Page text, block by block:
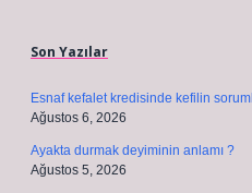
Son Yazılar
Esnaf kefalet kredisinde kefilin
Ağustos 6, 2026
Ayakta durmak deyiminin anlamı ?
Ağustos 5, 2026